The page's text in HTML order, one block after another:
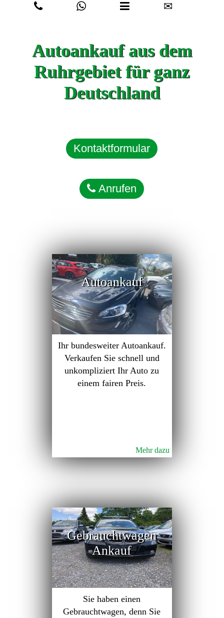
✉
Autoankauf aus dem
Ruhrgebiet für ganz
Deutschland
Kontaktformular
Anrufen
Autoankauf
Ihr bundesweiter Autoankauf.
Verkaufen Sie schnell und
unkompliziert Ihr Auto zu
einem fairen Preis.
Mehr dazu
Gebrauchtwagen
Ankauf
Sie haben einen
Gebrauchtwagen, denn Sie